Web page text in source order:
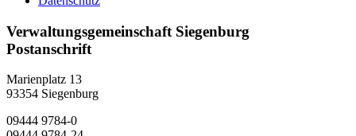
Verwaltungsgemeinschaft Siegenburg
Postanschrift
Marienplatz 13
93354 Siegenburg
09444 9784-0